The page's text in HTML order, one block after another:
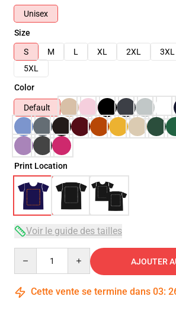
Unisex
Size
S
M L XL 2XL 3XL
5XL
Color
Default
Print Location
Voir le guide des tailles
AJOUTER
Cette vente se termine dans 03: